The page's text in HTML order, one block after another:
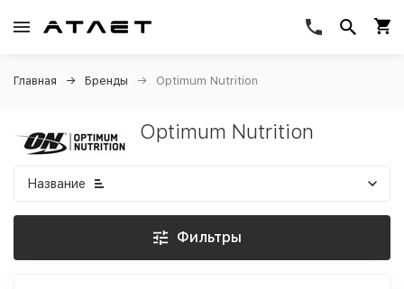
Главная Бренды Optimum Nutrition
Optimum Nutrition
Название
Фильтры